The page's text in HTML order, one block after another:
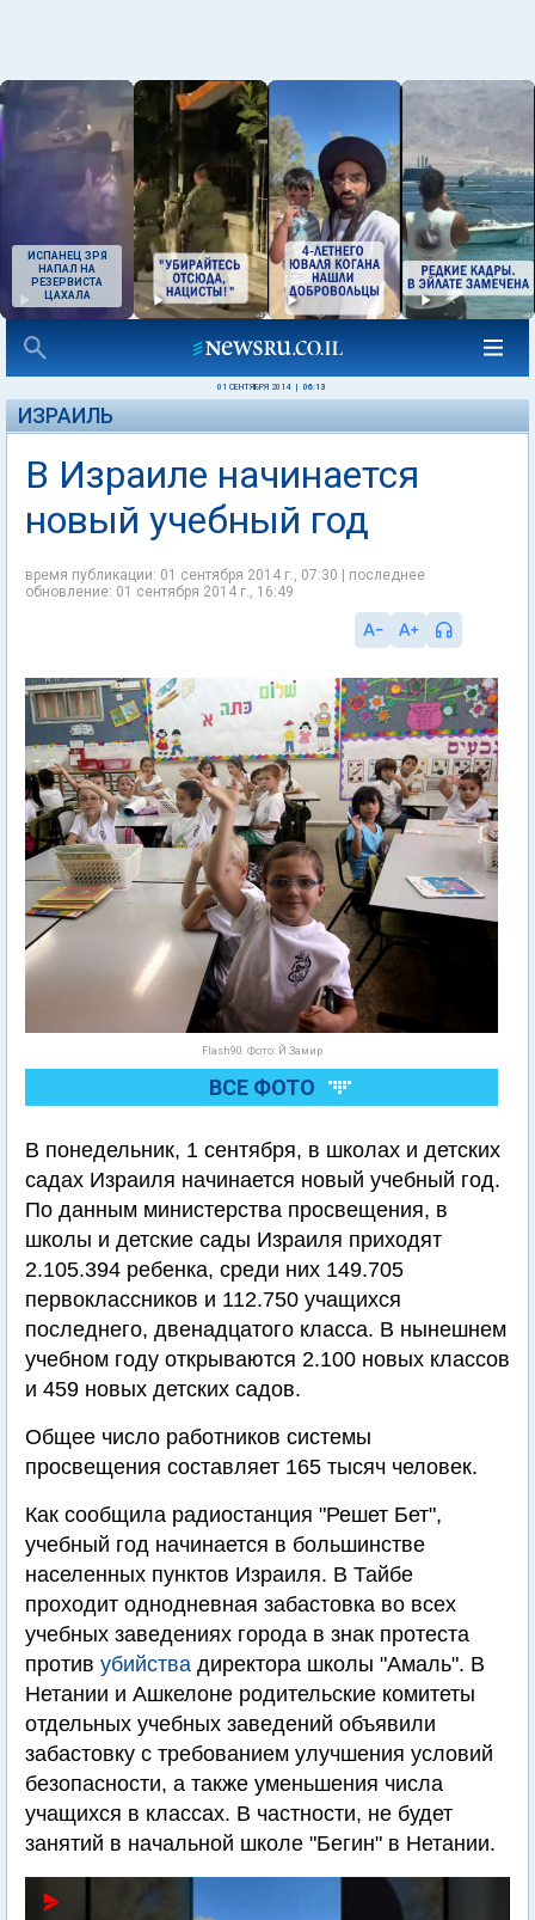
ИСПАНЕЦ ЗРЯ
НАПАЛ НА
РЕЗЕРВИСТА
ЦАХАЛА
01 СЕНТЯБРЯ 2014 06:13
ИЗРАИЛЬ
В Израиле начинается
новый учебный год
время публикации: 01 сентября 2014 г., 07:30 | последнее
обновление: 01 сентября 2014 г., 16:49
Flash90. Фото: Й.Замир
ВСЕ ФОТО
В понедельник, 1 сентября, в школах и детских
садах Израиля начинается новый учебный год.
По данным министерства просвещения, в
школы и детские сады Израиля приходят
2.105.394 ребенка, среди них 149.705
первоклассников и 112.750 учащихся
последнего, двенадцатого класса. В нынешнем
учебном году открываются 2.100 новых классов
и 459 новых детских садов.
Общее число работников системы
просвещения составляет 165 тысяч человек.
Как сообщила радиостанция "Решет Бет",
учебный год начинается в большинстве
населенных пунктов Израиля. В Тайбе
проходит однодневная забастовка во всех
учебных заведениях города в знак протеста
против убийства директора школы "Амаль". В
Нетании и Ашкелоне родительские комитеты
отдельных учебных заведений объявили
забастовку с требованием улучшения условий
безопасности, а также уменьшения числа
учащихся в классах. В частности, не будет
занятий в начальной школе "Бегин" в Нетании.